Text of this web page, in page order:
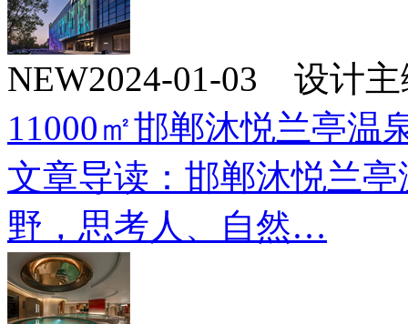
NEW2024-01-03 设计
11000㎡邯郸沐悦兰亭温
文章导读：邯郸沐悦兰
野，思考人、自然…